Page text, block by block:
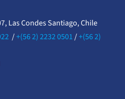
Las Condes Santiago, Chile
/+(56 2) 2232 0501/+(56 2)